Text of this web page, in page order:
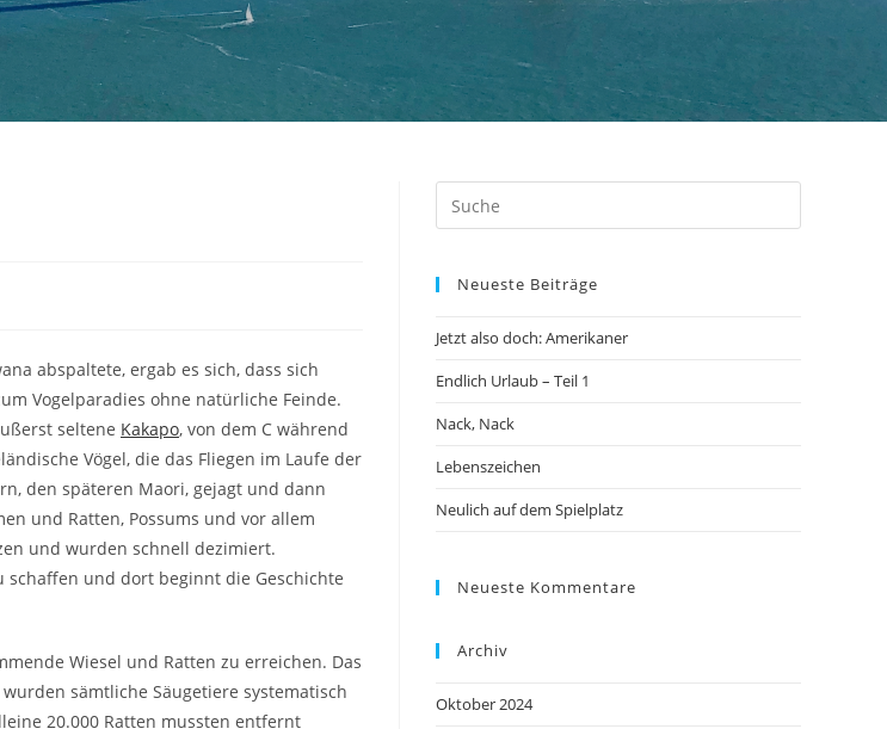
abspaltete, ergab es sich, dass sich
Vogelparadies ohne natürliche Feinde.
seltene Kakapo, von dem C während
Vögel, die das Fliegen im Laufe der
den späteren Maori, gejagt und dann
und Ratten, Possums und vor allem
und wurden schnell dezimiert.
schaffen und dort beginnt die Geschichte
Wiesel und Ratten zu erreichen. Das
sämtliche Säugetiere systematisch
20.000 Ratten mussten entfernt
Neueste Beiträge
Jetzt also doch: Amerikaner
Endlich Urlaub – Teil 1
Nack, Nack
Lebenszeichen
Neulich auf dem Spielplatz
Neueste Kommentare
Archiv
Oktober 2024